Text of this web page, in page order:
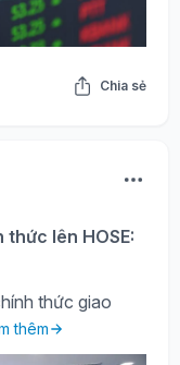
Chia sẻ
lên HOSE:
thức giao
thêm